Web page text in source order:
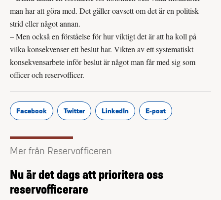
man har att göra med. Det gäller oavsett om det är en politisk
strid eller något annan.
– Men också en förståelse för hur viktigt det är att ha koll på
vilka konsekvenser ett beslut har. Vikten av ett systematiskt
konsekvensarbete inför beslut är något man får med sig som
officer och reservofficer.
Facebook Twitter LinkedIn E-post
Mer från Reservofficeren
Nu är det dags att prioritera oss
reservofficerare